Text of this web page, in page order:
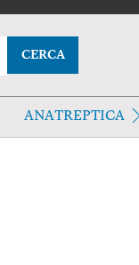
CERCA
ANATREPTICA